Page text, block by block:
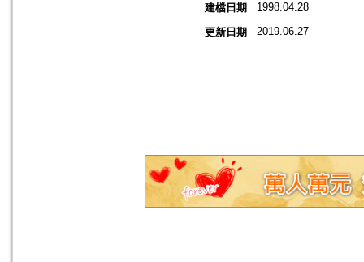
建檔日期 1998.04.28
更新日期 2019.06.27